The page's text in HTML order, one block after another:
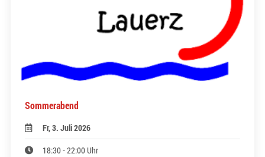
Sommerabend
Fr, 3. Juli 2026
18:30 - 22:00 Uhr